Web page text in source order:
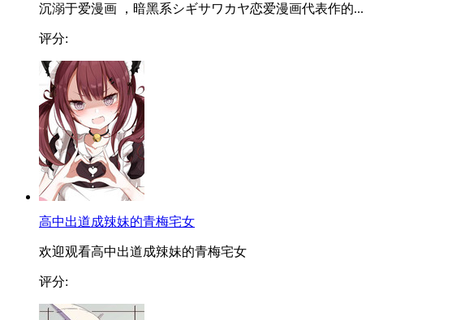
沉溺于爱漫画 ，暗黑系シギサワカヤ恋爱漫画代表作的...
评分:
高中出道成辣妹的青梅宅女
欢迎观看高中出道成辣妹的青梅宅女
评分: